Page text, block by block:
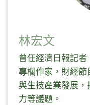
林宏文
曾任經濟日報記
專欄作家，財經
與生技產業發展
力等議題。